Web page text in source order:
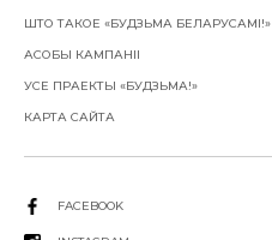
ШТО ТАКОЕ «БУДЗЬМА БЕЛАРУСАМІ!»
АСОБЫ КАМПАНІІ
УСЕ ПРАЕКТЫ «БУДЗЬМА!»
КАРТА САЙТА
FACEBOOK